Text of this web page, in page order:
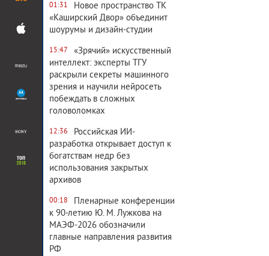
01:31
Новое пространство ТК
«Каширский Двор» объединит
шоурумы и дизайн-студии
15:47
«Зрячий» искусственный
интеллект: эксперты ТГУ
раскрыли секреты машинного
зрения и научили нейросеть
побеждать в сложных
головоломках
12:36
Российская ИИ-
разработка открывает доступ к
богатствам недр без
использования закрытых
архивов
00:18
Пленарные конференции
к 90-летию Ю. М. Лужкова на
МАЭФ-2026 обозначили
главные направления развития
РФ